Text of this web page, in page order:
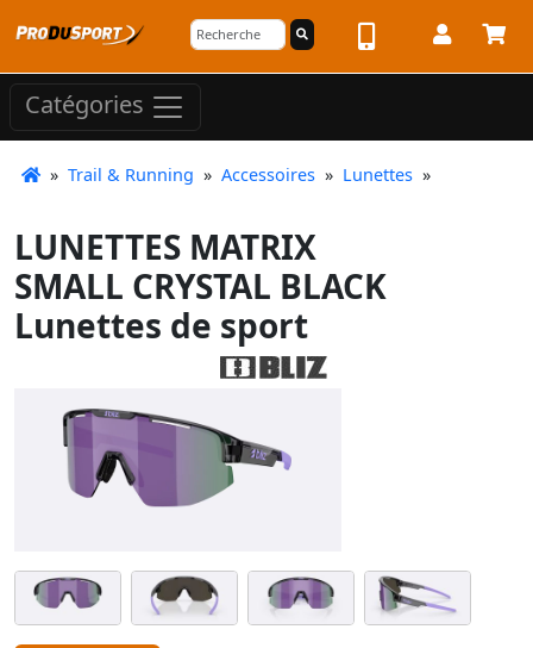
Catégories
» Trail & Running » Accessoires » Lunettes »
LUNETTES MATRIX
SMALL CRYSTAL BLACK
Lunettes de sport